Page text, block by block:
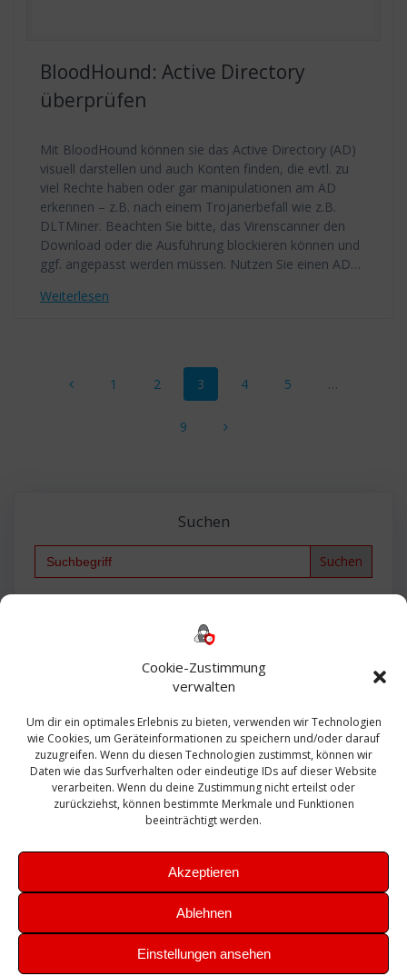
Cookie-Zustimmung
verwalten
Um dir ein optimales Erlebnis zu bieten, verwenden wir Technologien
wie Cookies, um Geräteinformationen zu speichern und/oder darauf
zuzugreifen. Wenn du diesen Technologien zustimmst, können wir
Daten wie das Surfverhalten oder eindeutige IDs auf dieser Website
verarbeiten. Wenn du deine Zustimmung nicht erteilst oder
zurückziehst, können bestimmte Merkmale und Funktionen
beeinträchtigt werden.
Akzeptieren
Ablehnen
Einstellungen ansehen
BloodHound: Active Directory
überprüfen
Mit BloodHound können sie das Active Directory (AD)
visuell darstellen und auch Konten finden, die evtl. zu
viel Rechte haben oder gar manipulationen am AD
erkennen – z.B. nach einem Trojanerbefall wie z.B.
DLTMiner. Beachten Sie bitte, das Virenscanner den
Download oder die Ausführung blockieren können und
ggf. angepasst werden müssen. Nutzen Sie einen AD…
Weiterlesen
Beitragsnavigation
Seite
1 Seite
2 Seite
3 Seite
4 Seite
5 …
Seite
9
Suchen
Search
Bautagebuch
Exchange firewall Fritzbox
Microsoft
Sanierung SBS Security Server Sicherheit
Sicherung SIEM Sophos SSL Ubuntu
Update Upgrade UTM VCenter VCSA Veeam
VMWare VPN WAZUH Windows
Zertifikat
Theme